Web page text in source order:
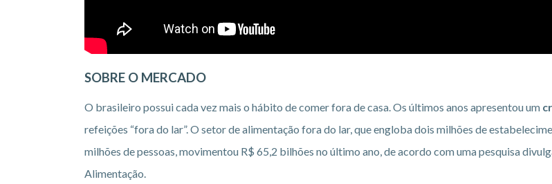
SOBRE O MERCADO
O brasileiro possui cada vez mais o hábito de comer fora de casa. Os últimos anos apresentou um
refeições “fora do lar”. O setor de alimentação fora do lar, que engloba dois milhões de
milhões de pessoas, movimentou R$ 65,2 bilhões no último ano, de acordo com uma pesquisa
Alimentação.